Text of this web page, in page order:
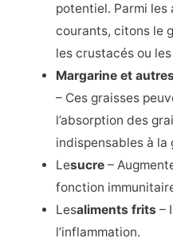
potentiel. Parmi les
courants, citons le
les crustacés ou
Margarine et
– Ces graisses
l’absorption des
indispensables à la
Lesucre –
fonction
Lesaliments frits –
l’inflammation.